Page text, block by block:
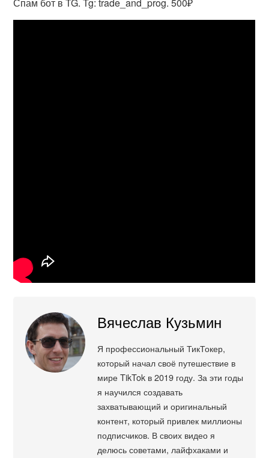
Вячеслав Кузьмин
Я профессиональный ТикТокер,
который начал своё путешествие в
мире TikTok в 2019 году. За эти годы
я научился создавать
захватывающий и оригинальный
контент, который привлек миллионы
подписчиков. В своих видео я
делюсь советами, лайфхаками и